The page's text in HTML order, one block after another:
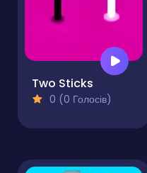
Two Sticks
0 (0 Голосів)